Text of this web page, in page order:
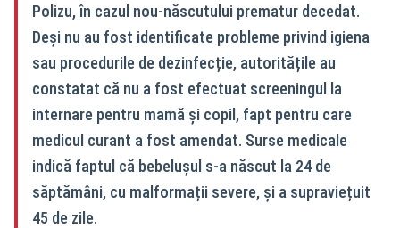
Polizu, în cazul nou‑născutului prematur decedat.
Deși nu au fost identificate probleme privind igiena
sau procedurile de dezinfecție, autoritățile au
constatat că nu a fost efectuat screeningul la
internare pentru mamă și copil, fapt pentru care
medicul curant a fost amendat. Surse medicale
indică faptul că bebelușul s‑a născut la 24 de
săptămâni, cu malformații severe, și a supraviețuit
45 de zile.